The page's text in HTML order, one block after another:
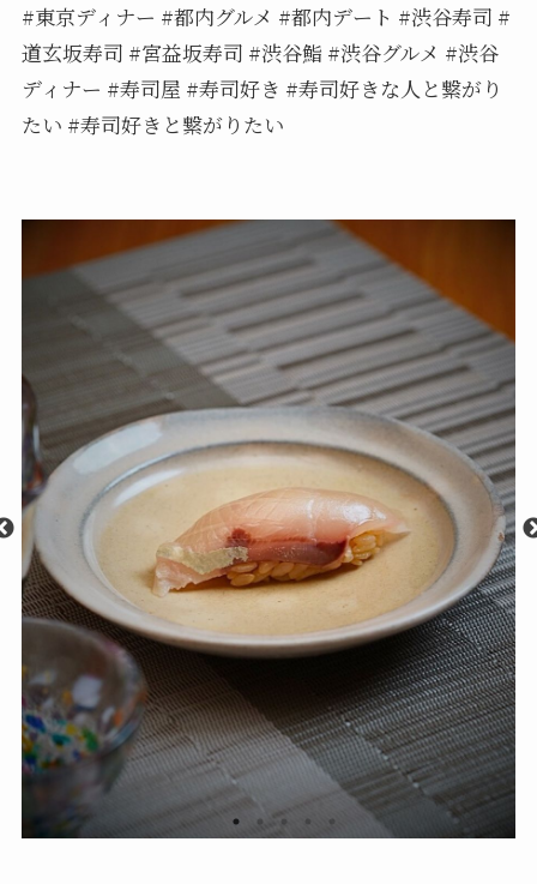
#東京ディナー #都内グルメ #都内デート #渋谷寿司 #
道玄坂寿司 #宮益坂寿司 #渋谷鮨 #渋谷グルメ #渋谷
ディナー #寿司屋 #寿司好き #寿司好きな人と繋がり
たい #寿司好きと繋がりたい